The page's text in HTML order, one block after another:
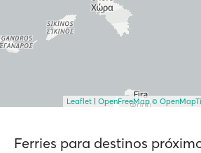
Leaflet OpenFreeMap ©
Ferries para destinos